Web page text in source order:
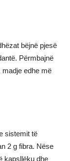
bëjnë pjesë
Përmbajnë
madje edhe më
sistemit të
2 g fibra. Nëse
kapsllëku dhe